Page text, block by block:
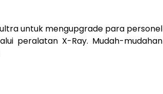
untuk mengupgrade para personel
peralatan X-Ray. Mudah-mudahan